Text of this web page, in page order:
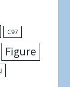
C97
Figure